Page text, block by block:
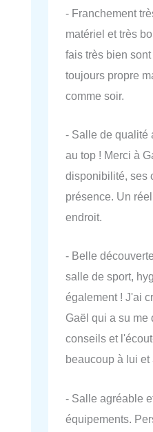
- Franchement
matériel et très
fais très bien
toujours propre
comme soir.
- Salle de qualité
au top ! Merci à
disponibilité, ses
présence. Un
endroit.
- Belle
salle de sport,
également ! J'ai
Gaël qui a su me
conseils et
beaucoup à lui et
- Salle agréable
équipements.